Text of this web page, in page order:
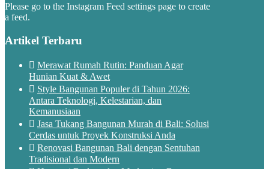
Please go to the Instagram Feed settings page to create
a feed.
Artikel Terbaru
Merawat Rumah Rutin: Panduan Agar
Hunian Kuat & Awet
Style Bangunan Populer di Tahun 2026:
Antara Teknologi, Kelestarian, dan
Kemanusiaan
Jasa Tukang Bangunan Murah di Bali: Solusi
Cerdas untuk Proyek Konstruksi Anda
Renovasi Bangunan Bali dengan Sentuhan
Tradisional dan Modern